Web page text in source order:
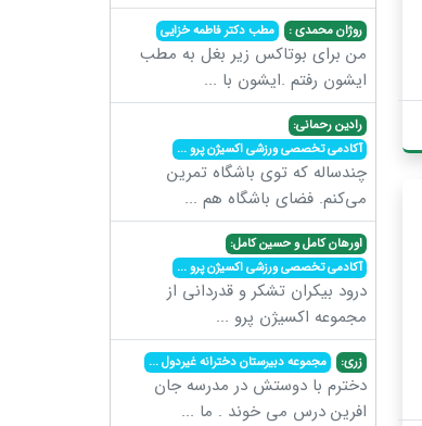
روژان محمدی : مطب دکتر فاطمه خزایی
من برای بوتاکس زیر بغل به مطب
ایشون رفتم .ایشون با ...
رادین رحمانی:
آکادمی تخصصی ورزشی اکسیژن پرو...
چندساله که توی باشگاه تمرین
می‌کنم. فضای باشگاه هم ...
اورهان کامل و حسین کامل:
آکادمی تخصصی ورزشی اکسیژن پرو...
درود بیکران تشکر و قدردانی از
مجموعه اکسیژن پرو ...
زری: مجموعه دبیرستان دخترانه غیردول...
دخترم با دوستش در مدرسه جان
افرین درس می خوند . ما ...